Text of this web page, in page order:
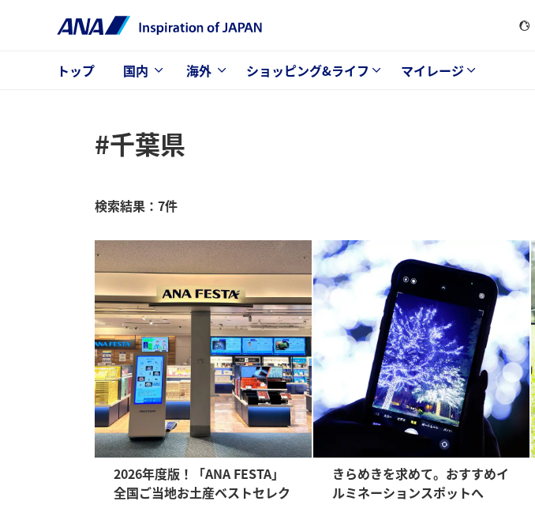
トップ 国内 海外 ショッピング&ライフ マイレージ
#千葉県
検索結果：7件
2026年度版！「ANA FESTA」
全国ご当地お土産ベストセレク
きらめきを求めて。おすすめイ
ルミネーションスポットへ